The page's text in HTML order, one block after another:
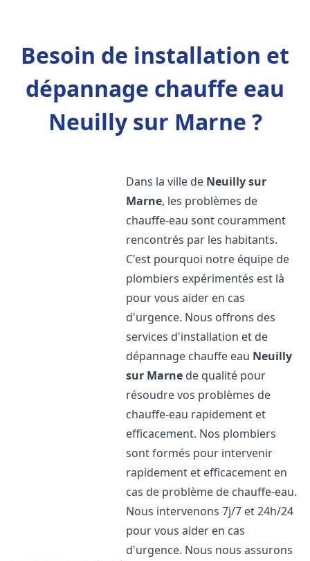
Besoin de installation et
dépannage chauffe eau
Neuilly sur Marne ?
Dans la ville de Neuilly sur
Marne, les problèmes de
chauffe-eau sont couramment
rencontrés par les habitants.
C'est pourquoi notre équipe de
plombiers expérimentés est là
pour vous aider en cas
d'urgence. Nous offrons des
services d'installation et de
dépannage chauffe eau Neuilly
sur Marne de qualité pour
résoudre vos problèmes de
chauffe-eau rapidement et
efficacement. Nos plombiers
sont formés pour intervenir
rapidement et efficacement en
cas de problème de chauffe-eau.
Nous intervenons 7j/7 et 24h/24
pour vous aider en cas
d'urgence. Nous nous assurons